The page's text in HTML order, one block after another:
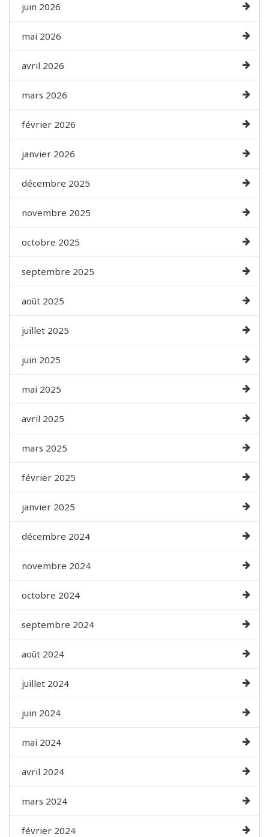
juin 2026
mai 2026
avril 2026
mars 2026
février 2026
janvier 2026
décembre 2025
novembre 2025
octobre 2025
septembre 2025
août 2025
juillet 2025
juin 2025
mai 2025
avril 2025
mars 2025
février 2025
janvier 2025
décembre 2024
novembre 2024
octobre 2024
septembre 2024
août 2024
juillet 2024
juin 2024
mai 2024
avril 2024
mars 2024
février 2024